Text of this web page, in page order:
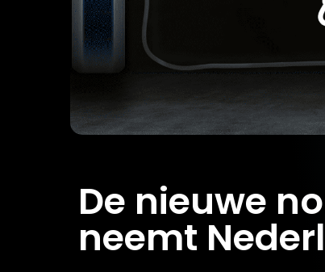
De nieuwe
neemt